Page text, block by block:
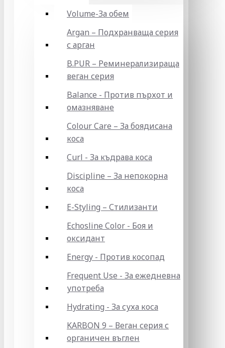
Volume-За обем
Argan – Подхранваща серия
с арган
B.PUR – Реминерализираща
веган серия
Balance - Против пърхот и
омазняване
Colour Care – За боядисана
коса
Curl - За къдрава коса
Discipline – За непокорна
коса
E-Styling – Стилизанти
Echosline Color - Боя и
оксидант
Energy - Против косопад
Frequent Use - За ежедневна
употреба
Hydrating - За суха коса
KARBON 9 – Веган серия с
органичен въглен